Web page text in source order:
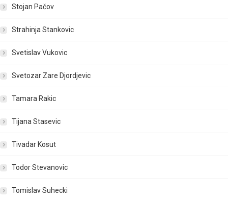
Stojan Pačov
Strahinja Stankovic
Svetislav Vukovic
Svetozar Zare Djordjevic
Tamara Rakic
Tijana Stasevic
Tivadar Kosut
Todor Stevanovic
Tomislav Suhecki